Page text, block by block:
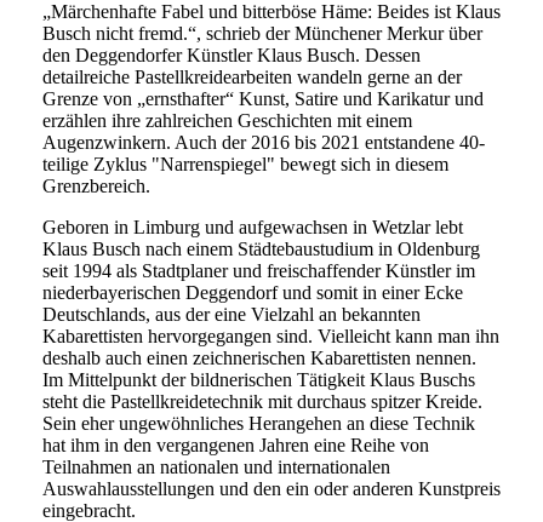
„Märchenhafte Fabel und bitterböse Häme: Beides ist Klaus
Busch nicht fremd.“, schrieb der Münchener Merkur über
den Deggendorfer Künstler Klaus Busch. Dessen
detailreiche Pastellkreidearbeiten wandeln gerne an der
Grenze von „ernsthafter“ Kunst, Satire und Karikatur und
erzählen ihre zahlreichen Geschichten mit einem
Augenzwinkern. Auch der 2016 bis 2021 entstandene 40-
teilige Zyklus "Narrenspiegel" bewegt sich in diesem
Grenzbereich.
Geboren in Limburg und aufgewachsen in Wetzlar lebt
Klaus Busch nach einem Städtebaustudium in Oldenburg
seit 1994 als Stadtplaner und freischaffender Künstler im
niederbayerischen Deggendorf und somit in einer Ecke
Deutschlands, aus der eine Vielzahl an bekannten
Kabarettisten hervorgegangen sind. Vielleicht kann man ihn
deshalb auch einen zeichnerischen Kabarettisten nennen.
Im Mittelpunkt der bildnerischen Tätigkeit Klaus Buschs
steht die Pastellkreidetechnik mit durchaus spitzer Kreide.
Sein eher ungewöhnliches Herangehen an diese Technik
hat ihm in den vergangenen Jahren eine Reihe von
Teilnahmen an nationalen und internationalen
Auswahlausstellungen und den ein oder anderen Kunstpreis
eingebracht.